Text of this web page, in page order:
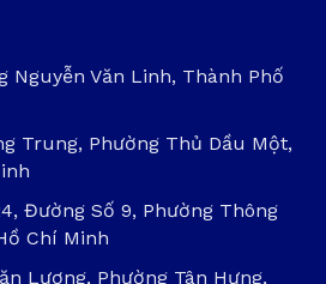
Nguyễn Văn Linh, Thành Phố
Trung, Phường Thủ Dầu Một,
Đường Số 9, Phường Thông
Chí Minh
Lương, Phường Tân Hưng,